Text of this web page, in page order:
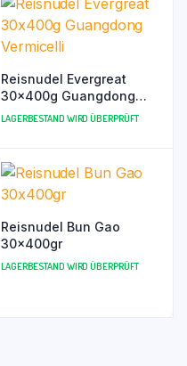
Reisnudel Evergreat
30x400g Guangdong
Vermicelli
LAGERBESTAND WIRD ÜBERPRÜFT
Reisnudel Bun Gao
30x400gr
LAGERBESTAND WIRD ÜBERPRÜFT